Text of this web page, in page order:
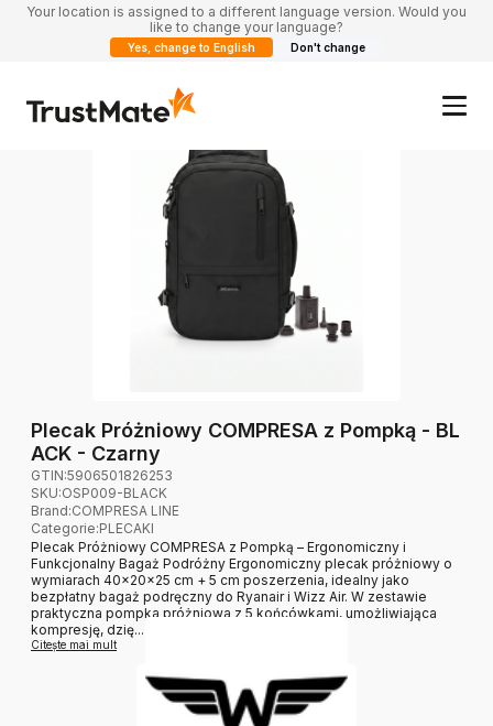
Your location is assigned to a different language version. Would you
like to change your language?
Yes, change to English Don't change
Plecak Próżniowy COMPRESA z Pompką - BL
ACK - Czarny
GTIN:5906501826253
SKU:OSP009-BLACK
Brand:COMPRESA LINE
Categorie:PLECAKI
Plecak Próżniowy COMPRESA z Pompką – Ergonomiczny i
Funkcjonalny Bagaż Podróżny Ergonomiczny plecak próżniowy o
wymiarach 40×20×25 cm + 5 cm poszerzenia, idealny jako
bezpłatny bagaż podręczny do Ryanair i Wizz Air. W zestawie
praktyczna pompka próżniowa z 5 końcówkami, umożliwiająca
kompresję, dzię...
Citește mai mult